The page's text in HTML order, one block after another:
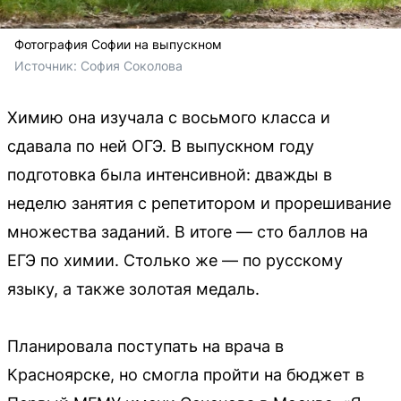
Фотография Софии на выпускном
Источник: София Соколова
Химию она изучала с восьмого класса и
сдавала по ней ОГЭ. В выпускном году
подготовка была интенсивной: дважды в
неделю занятия с репетитором и прорешивание
множества заданий. В итоге — сто баллов на
ЕГЭ по химии. Столько же — по русскому
языку, а также золотая медаль.
Планировала поступать на врача в
Красноярске, но смогла пройти на бюджет в